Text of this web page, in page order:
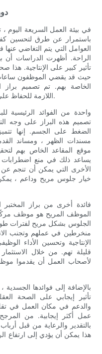
-
في بيئة العمل السريعة اليوم ،
باستمرار عن طرق لتحسين
العوامل التي يتم التغاضي
الراحة. أظهرت الدراسات أن
تأثير كبير على الإنتاجية.
حيث قد يقضي الموظفون
الخاصة بهم. تم تصميم براز
اللازمة للحفاظ على تركيز الموظفين ومنتجين طوال اليوم.
واحدة من الفوائد الرئيسية
تصميم هذه البراز على وجه
الضغط على الجسم. إنها تتميز
مسندات الظهر ، ومساند
موقع المقاعد الخاص بهم
يساعد ذلك في منع اضطرابات
الأخرى التي يمكن أن تنجم
خيار جلوس مريح وداعم ،
فائدة أخرى من براز المختبر
الموظف المريح هو موظف
الجلوس بشكل مريح لفترات
منخرطين في عملهم وتجنب
الإنتاجية وتحسين الأداء
قليلة تهم. من خلال
لأصحاب العمل أن يقدموا
بالإضافة إلى فوائدها الجسدية
تأثير إيجابي على الصحة
والدعم في مكان العمل في
عمل أكثر إيجابية. من
بالتقدير والرعاية من قبل
هذا يمكن أن يؤدي إلى ارتفاع